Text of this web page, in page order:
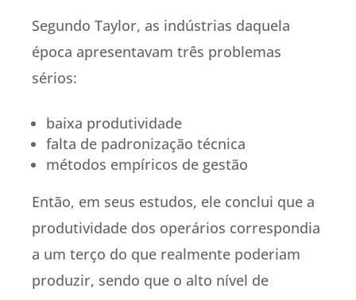
Segundo Taylor, as indústrias daquela
época apresentavam três problemas
sérios:
baixa produtividade
falta de padronização técnica
métodos empíricos de gestão
Então, em seus estudos, ele conclui que a
produtividade dos operários correspondia
a um terço do que realmente poderiam
produzir, sendo que o alto nível de